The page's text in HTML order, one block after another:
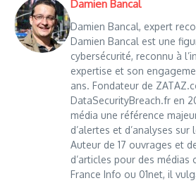
Damien Bancal
Damien Bancal, expert
Damien Bancal est une
cybersécurité, reconnu à
expertise et son
ans. Fondateur de
DataSecurityBreach.fr en
média une référence
d’alertes et d’analyses sur
Auteur de 17 ouvrages et
d’articles pour des médias
France Info ou 01net, il